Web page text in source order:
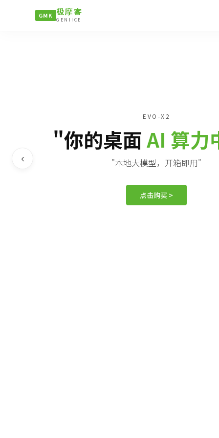
GMK 极摩客
GENIICE
EVO-X2
"你的桌面AI 算力
"本地大模型，开箱即用"
点击购买 >
‹